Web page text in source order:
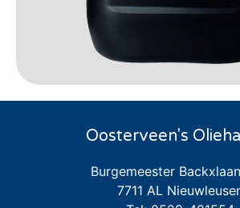
Oosterveen's
Burgemeester
7711 AL